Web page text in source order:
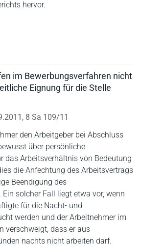
hervor.
im Bewerbungsverfahren nicht
Eignung für die Stelle
8 Sa 109/11
den Arbeitgeber bei Abschluss
über persönliche
das Arbeitsverhältnis von Bedeutung
die Anfechtung des Arbeitsvertrags
Beendigung des
solcher Fall liegt etwa vor, wenn
für die Nacht- und
werden und der Arbeitnehmer im
verschweigt, dass er aus
nachts nicht arbeiten darf.